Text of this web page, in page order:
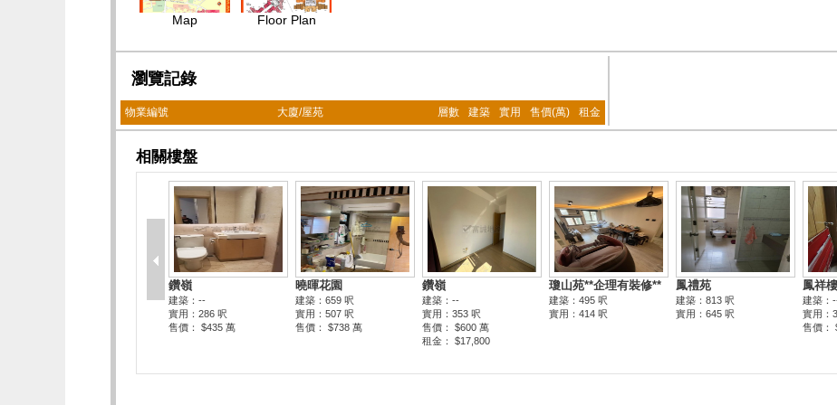
Map Floor Plan
瀏覽記錄
物業編號 大廈/屋苑 層數 建築 實用 售價(萬) 租金